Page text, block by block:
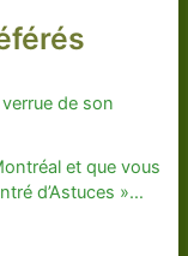
de son
et que vous
d’Astuces »…